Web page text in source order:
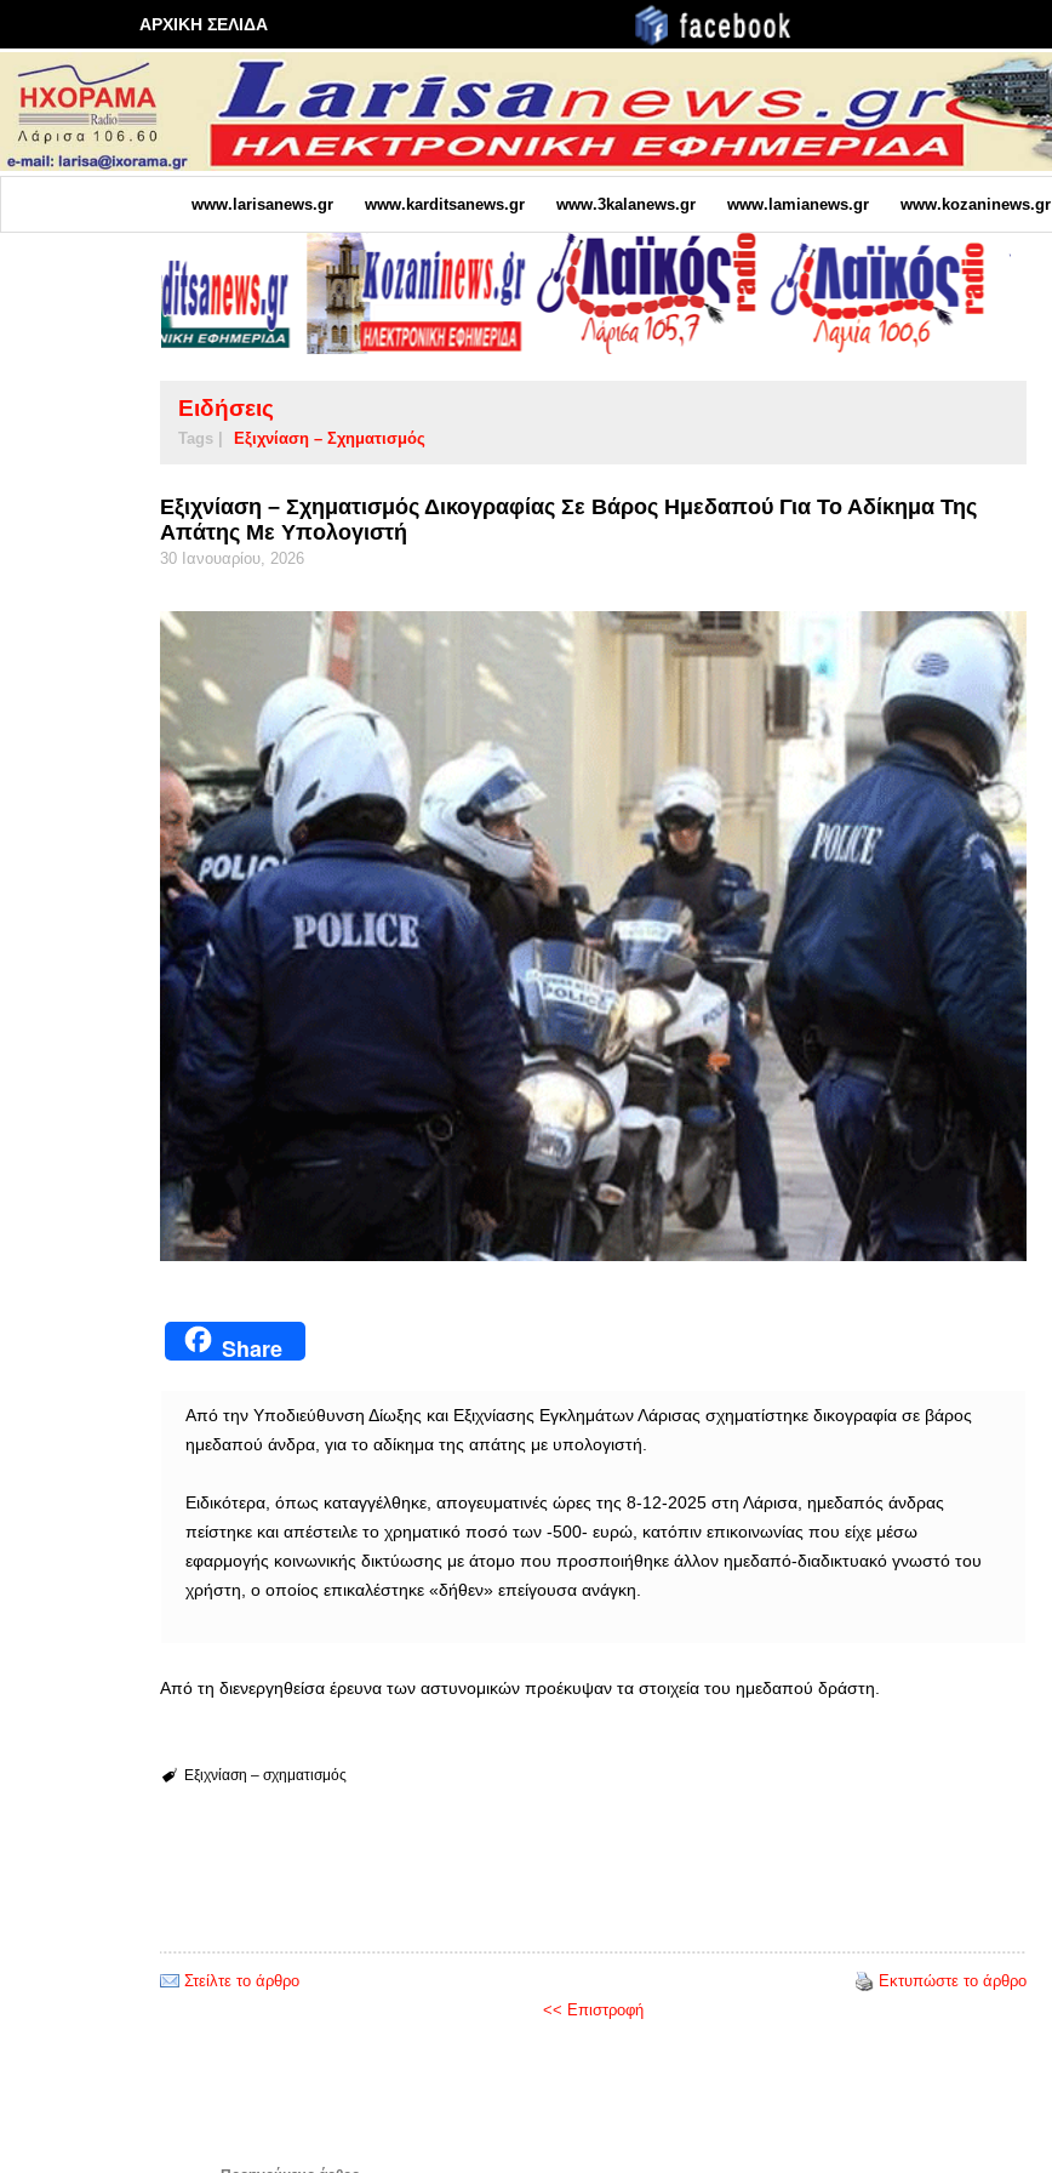
ΑΡΧΙΚΗ ΣΕΛΙΔΑ
www.larisanews.gr www.karditsanews.gr www.3kalanews.gr www.lamianews.gr www.kozaninews.gr
Ειδήσεις
Tags | Εξιχνίαση – Σχηματισμός
Εξιχνίαση – Σχηματισμός Δικογραφίας Σε Βάρος Ημεδαπού Για Το Αδίκημα Της
Απάτης Με Υπολογιστή
30 Ιανουαρίου, 2026
Share
Από την Υποδιεύθυνση Δίωξης και Εξιχνίασης Εγκλημάτων Λάρισας σχηματίστηκε δικογραφία σε βάρος
ημεδαπού άνδρα, για το αδίκημα της απάτης με υπολογιστή.
Ειδικότερα, όπως καταγγέλθηκε, απογευματινές ώρες της 8-12-2025 στη Λάρισα, ημεδαπός άνδρας
πείστηκε και απέστειλε το χρηματικό ποσό των -500- ευρώ, κατόπιν επικοινωνίας που είχε μέσω
εφαρμογής κοινωνικής δικτύωσης με άτομο που προσποιήθηκε άλλον ημεδαπό-διαδικτυακό γνωστό του
χρήστη, ο οποίος επικαλέστηκε «δήθεν» επείγουσα ανάγκη.
Από τη διενεργηθείσα έρευνα των αστυνομικών προέκυψαν τα στοιχεία του ημεδαπού δράστη.
Εξιχνίαση – σχηματισμός
Στείλτε το άρθρο
Εκτυπώστε το άρθρο
<< Επιστροφή